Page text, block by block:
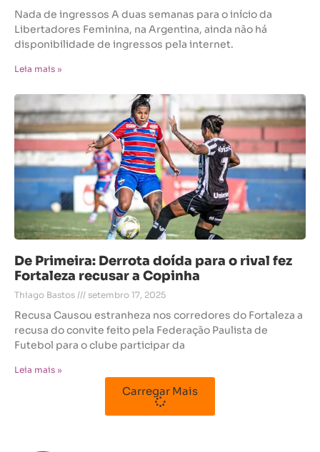
Nada de ingressos A duas semanas para o início da
Libertadores Feminina, na Argentina, ainda não há
disponibilidade de ingressos pela internet.
Leia mais »
De Primeira: Derrota doída para o rival fez
Fortaleza recusar a Copinha
Thiago Bastos setembro 17, 2025
Recusa Causou estranheza nos corredores do Fortaleza a
recusa do convite feito pela Federação Paulista de
Futebol para o clube participar da
Leia mais »
Carregar Mais